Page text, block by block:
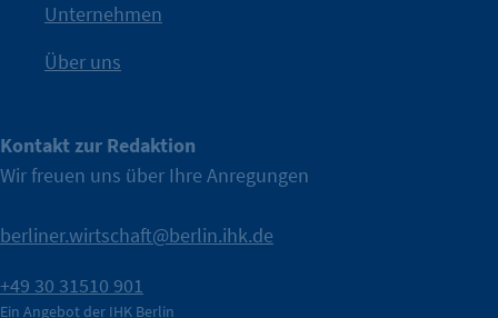
IHK Berlin. Offizieller Unterstützer der Berliner Wirtschaft.
Unternehmen
Über uns
Kontakt zur Redaktion
Wir freuen uns über Ihre Anregungen
berliner.wirtschaft@berlin.ihk.de
+49 30 31510 901
Ein Angebot der IHK Berlin